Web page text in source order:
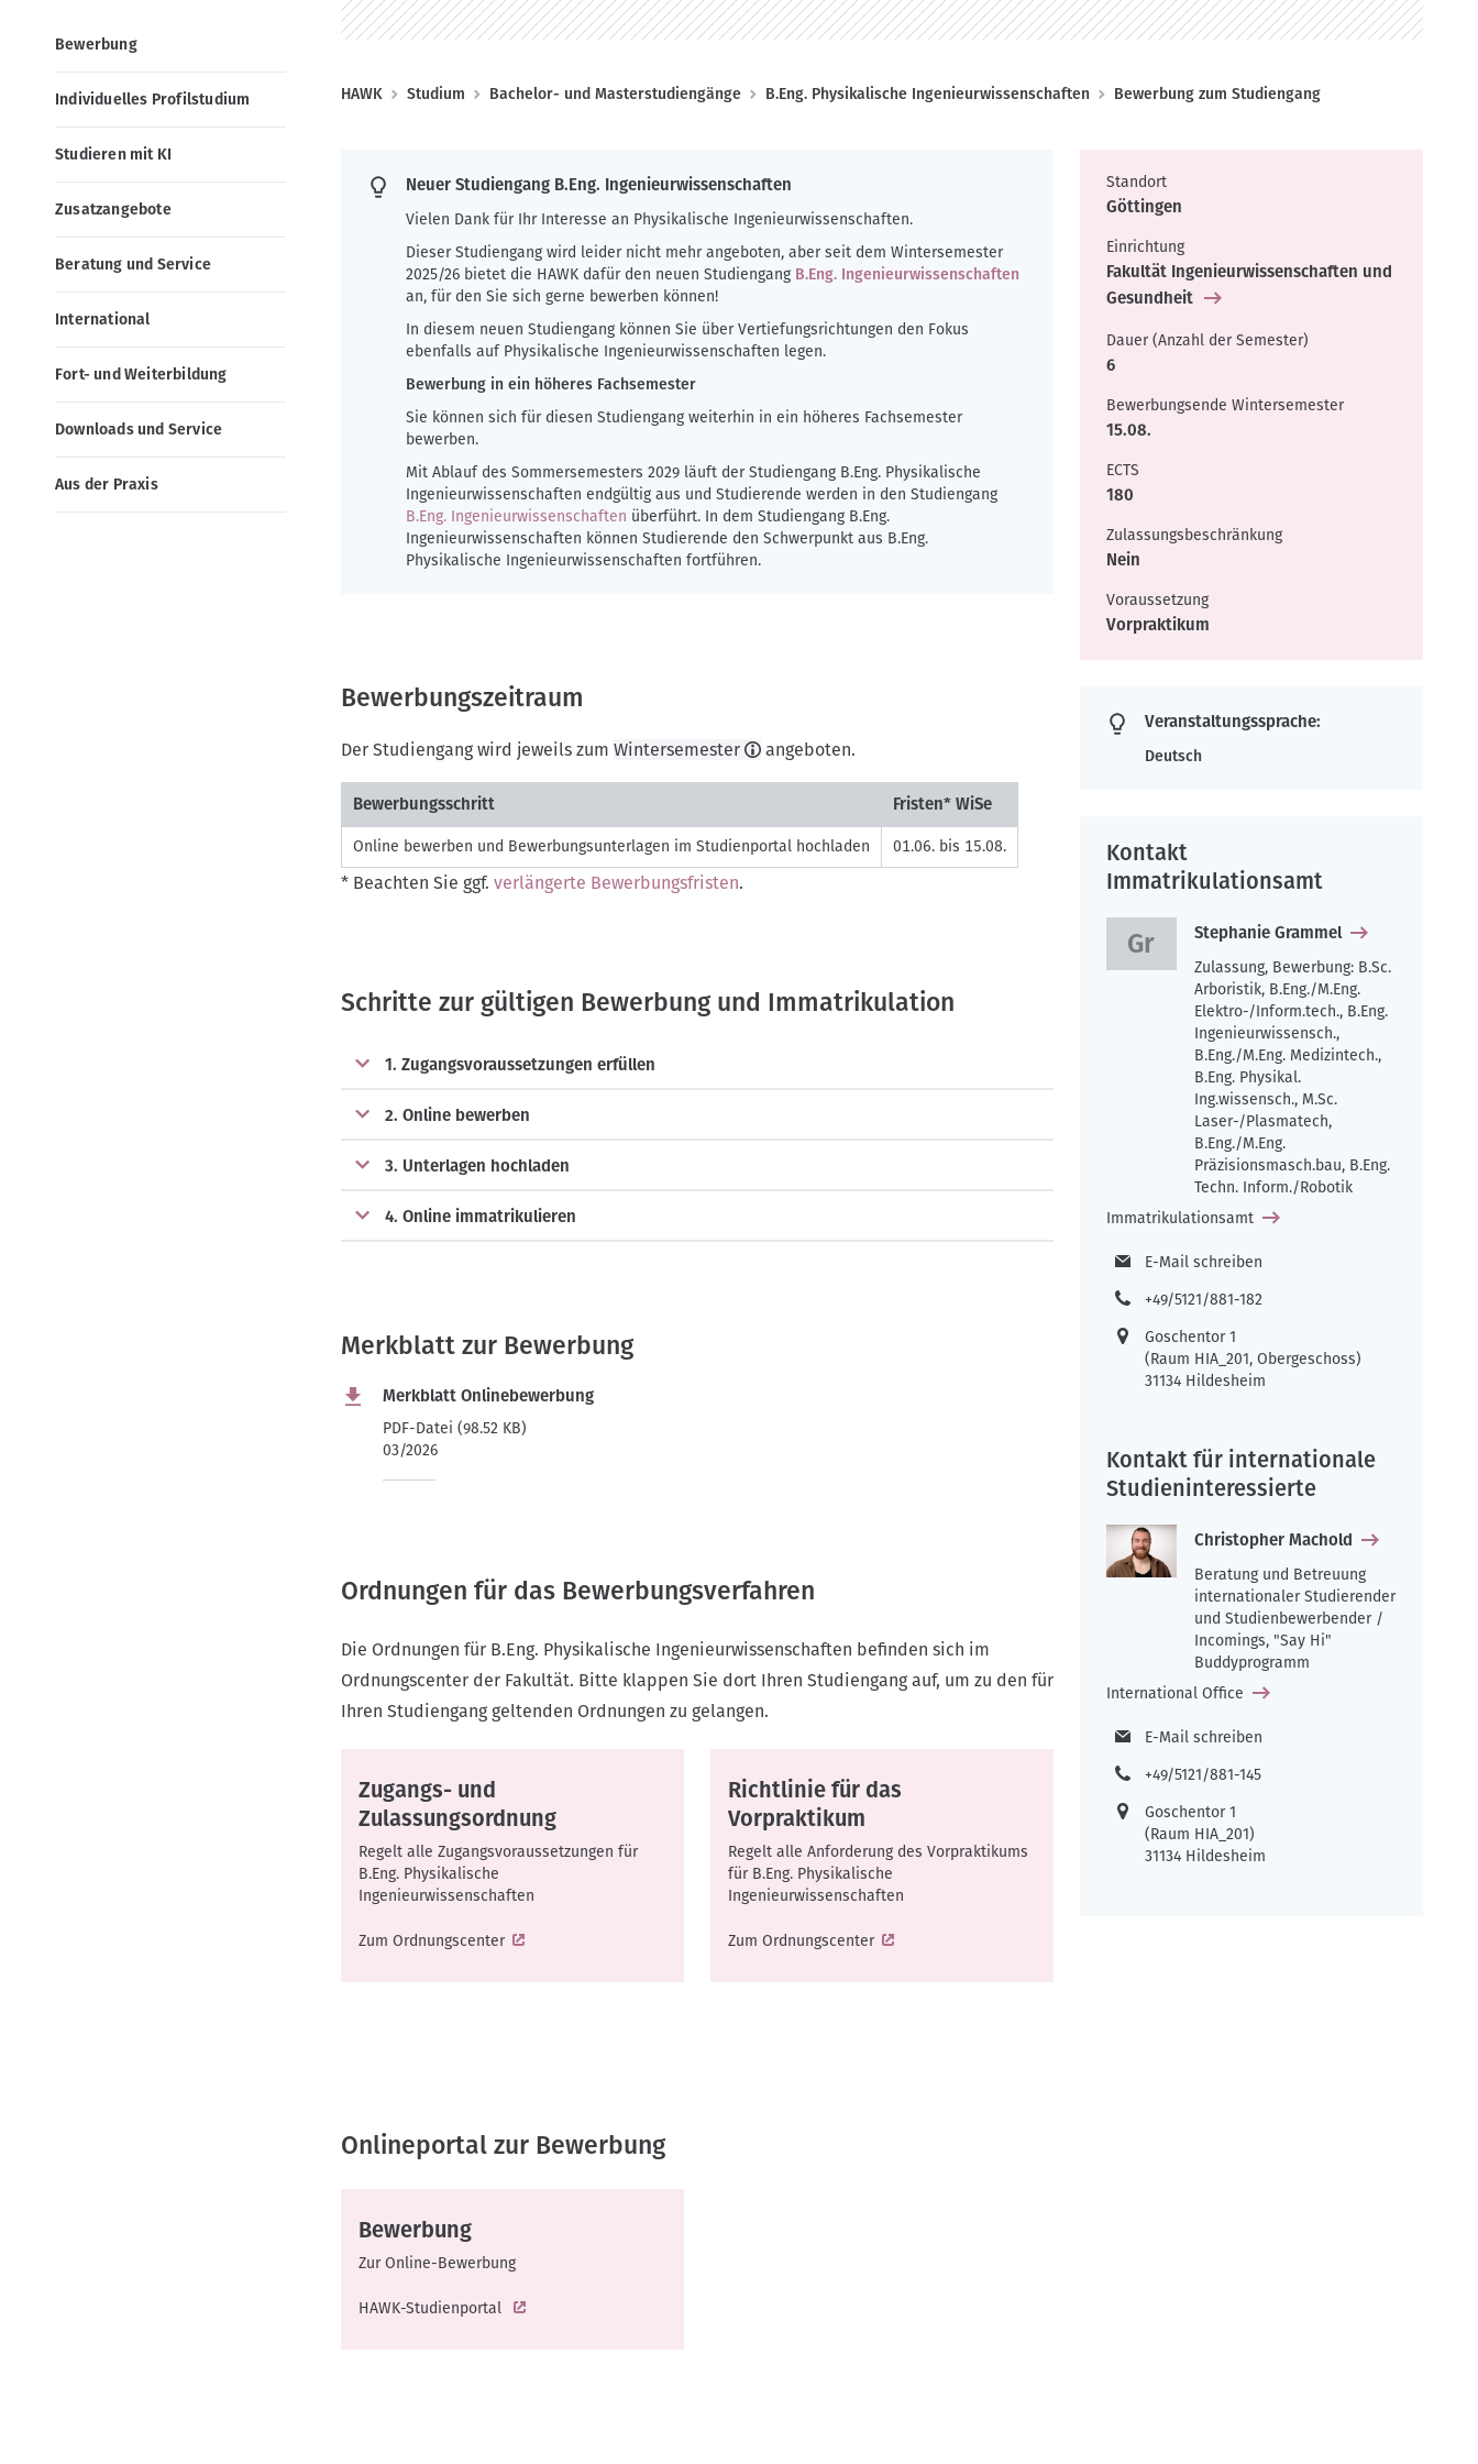
o
n
a
t
i
o
n
Bewerbung
Individuelles Profilstudium
Studieren mit KI
Zusatzangebote
Beratung und Service
International
Fort- und Weiterbildung
Downloads und Service
Aus der Praxis
P
HAWK Studium Bachelor- und Masterstudiengänge B.Eng. Physikalische Ingenieurwissenschaften Bewerbung zum Studiengang
Neuer Studiengang B.Eng. Ingenieurwissenschaften
Vielen Dank für Ihr Interesse an Physikalische Ingenieurwissenschaften.
Dieser Studiengang wird leider nicht mehr angeboten, aber seit dem Wintersemester
2025/26 bietet die HAWK dafür den neuen Studiengang B.Eng. Ingenieurwissenschaften
an, für den Sie sich gerne bewerben können!
In diesem neuen Studiengang können Sie über Vertiefungsrichtungen den Fokus
ebenfalls auf Physikalische Ingenieurwissenschaften legen.
Bewerbung in ein höheres Fachsemester
Sie können sich für diesen Studiengang weiterhin in ein höheres Fachsemester
bewerben.
Mit Ablauf des Sommersemesters 2029 läuft der Studiengang B.Eng. Physikalische
Ingenieurwissenschaften endgültig aus und Studierende werden in den Studiengang
B.Eng. Ingenieurwissenschaften überführt. In dem Studiengang B.Eng.
Ingenieurwissenschaften können Studierende den Schwerpunkt aus B.Eng.
Physikalische Ingenieurwissenschaften fortführen.
Bewerbungszeitraum
Der Studiengang wird jeweils zum Wintersemester angeboten.
Bewerbungsschritt Fristen* WiSe
Online bewerben und Bewerbungsunterlagen im Studienportal hochladen 01.06. bis 15.08.
* Beachten Sie ggf. verlängerte Bewerbungsfristen.
Schritte zur gültigen Bewerbung und Immatrikulation
1. Zugangsvoraussetzungen erfüllen
2. Online bewerben
3. Unterlagen hochladen
4. Online immatrikulieren
Merkblatt zur Bewerbung
Merkblatt Onlinebewerbung
PDF-Datei (98.52 KB)
03/2026
Ordnungen für das Bewerbungsverfahren
Die Ordnungen für B.Eng. Physikalische Ingenieurwissenschaften befinden sich im
Ordnungscenter der Fakultät. Bitte klappen Sie dort Ihren Studiengang auf, um zu den für
Ihren Studiengang geltenden Ordnungen zu gelangen.
Zugangs- und
Zulassungsordnung
Regelt alle Zugangsvoraussetzungen für
B.Eng. Physikalische
Ingenieurwissenschaften
Zum Ordnungscenter
Richtlinie für das
Vorpraktikum
Regelt alle Anforderung des Vorpraktikums
für B.Eng. Physikalische
Ingenieurwissenschaften
Zum Ordnungscenter
Onlineportal zur Bewerbung
Bewerbung
Zur Online-Bewerbung
HAWK-Studienportal
Standort
Göttingen
Einrichtung
Fakultät Ingenieurwissenschaften und
Gesundheit
Dauer (Anzahl der Semester)
6
Bewerbungsende Wintersemester
15.08.
ECTS
180
Zulassungsbeschränkung
Nein
Voraussetzung
Vorpraktikum
Veranstaltungssprache:
Deutsch
Kontakt
Immatrikulationsamt
Stephanie Grammel
Zulassung, Bewerbung: B.Sc.
Arboristik, B.Eng./M.Eng.
Elektro-/Inform.tech., B.Eng.
Ingenieurwissensch.,
B.Eng./M.Eng. Medizintech.,
B.Eng. Physikal.
Ing.wissensch., M.Sc.
Laser-/Plasmatech,
B.Eng./M.Eng.
Präzisionsmasch.bau, B.Eng.
Techn. Inform./Robotik
Immatrikulationsamt
E-Mail schreiben
+49/5121/881-182
Goschentor 1
(Raum HIA_201, Obergeschoss)
31134 Hildesheim
Kontakt für internationale
Studieninteressierte
Christopher Machold
Beratung und Betreuung
internationaler Studierender
und Studienbewerbender /
Incomings, "Say Hi"
Buddyprogramm
International Office
E-Mail schreiben
+49/5121/881-145
Goschentor 1
(Raum HIA_201)
31134 Hildesheim